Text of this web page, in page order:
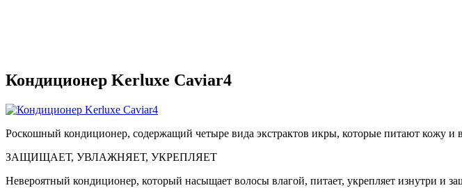
Кондиционер Kerluxe Caviar4
Роскошный кондиционер, содержащий четыре вида экстрактов икры, которые питают кожу и
ЗАЩИЩАЕТ, УВЛАЖНЯЕТ, УКРЕПЛЯЕТ
Невероятный кондиционер, который насыщает волосы влагой, питает, укрепляет изнутри и